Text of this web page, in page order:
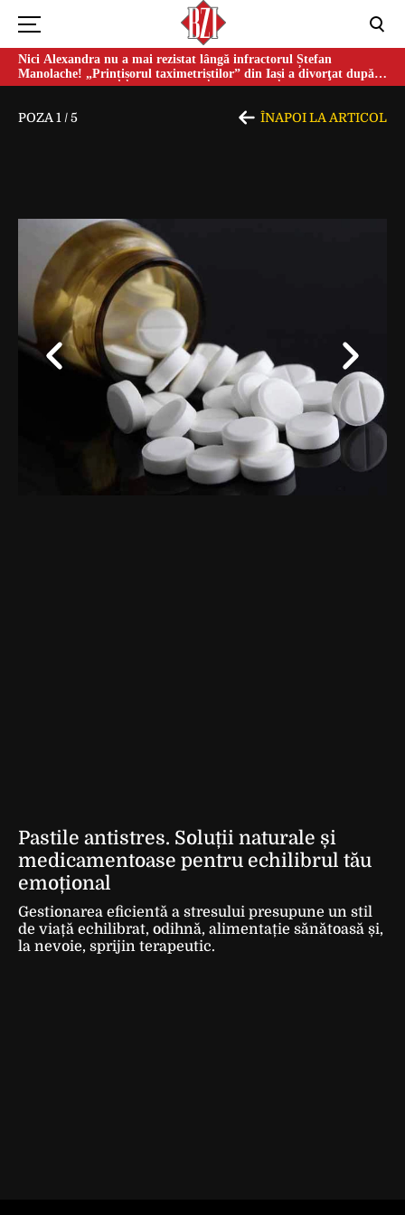
Nici Alexandra nu a mai rezistat lângă infractorul Ștefan
Manolache! „Prințișorul taximetriștilor” din Iași a divorţat după
doi ani de căsnicie
POZA 1 /5 ÎNAPOI LA ARTICOL
Pastile antistres. Soluții naturale și
medicamentoase pentru echilibrul tău
emoțional
Gestionarea eficientă a stresului presupune un stil
de viață echilibrat, odihnă, alimentație sănătoasă și,
la nevoie, sprijin terapeutic.